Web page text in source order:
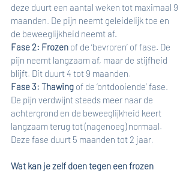
deze duurt een aantal weken tot maximaal 9
maanden. De pijn neemt geleidelijk toe en
de beweeglijkheid neemt af.
Fase 2: Frozen of de ‘bevroren’ of fase. De
pijn neemt langzaam af, maar de stijfheid
blijft. Dit duurt 4 tot 9 maanden.
Fase 3: Thawing of de ‘ontdooiende’ fase.
De pijn verdwijnt steeds meer naar de
achtergrond en de beweeglijkheid keert
langzaam terug tot (nagenoeg) normaal.
Deze fase duurt 5 maanden tot 2 jaar.
Wat kan je zelf doen tegen een frozen